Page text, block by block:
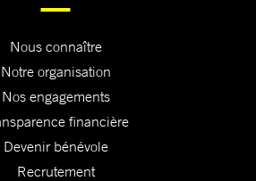
Nous connaître
Notre organisation
Nos engagements
financière
Devenir bénévole
Recrutement